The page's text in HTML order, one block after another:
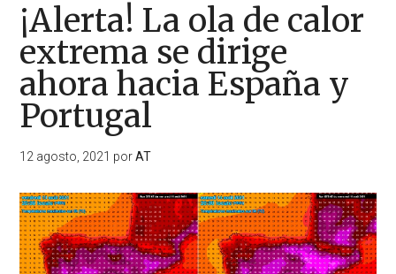
¡Alerta! La ola de calor
extrema se dirige
ahora hacia España y
Portugal
12 agosto, 2021 porAT